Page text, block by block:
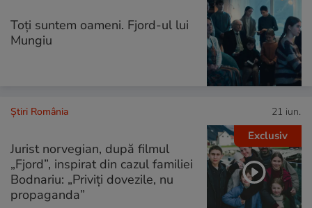
Toți suntem oameni. Fjord-ul lui
Mungiu
Exclusiv
Știri România 21 iun.
Jurist norvegian, după filmul
„Fjord”, inspirat din cazul familiei
Bodnariu: „Priviți dovezile, nu
propaganda”